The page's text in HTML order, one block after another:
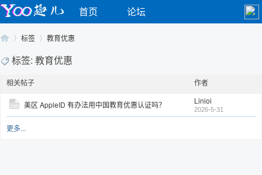
首页 论坛
Yo›
标签 教育优惠
标签: 教育优惠
相关帖子 作者
美区 AppleID 有办法用中国教育优惠认证吗？ Linioi
2026-5-31
更多...